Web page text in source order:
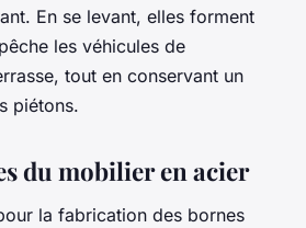
En se levant, elles forment
les véhicules de
tout en conservant un
piétons.
du mobilier en acier
la fabrication des bornes